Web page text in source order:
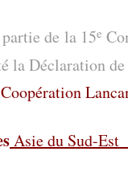
de la 15e
la Déclaration
Asie du Sud-Est